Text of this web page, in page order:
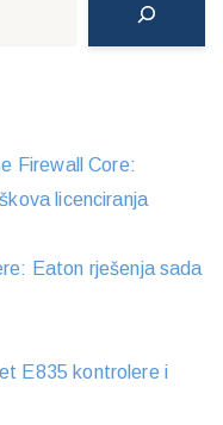
Firewall Core:
licenciranja
Eaton rješenja sada
E835 kontrolere i